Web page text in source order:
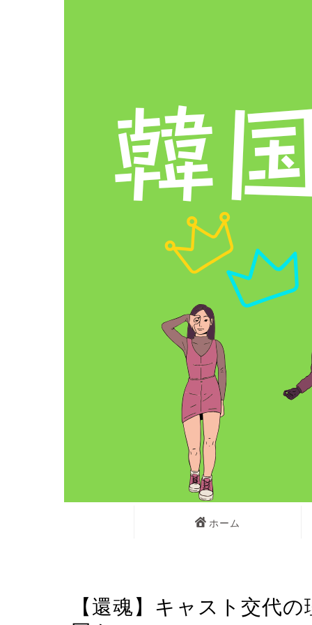
ホーム
【還魂】キャスト交代